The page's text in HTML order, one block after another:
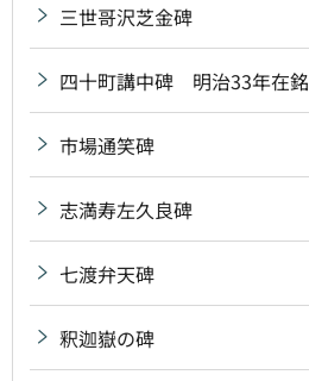
三世哥沢芝金碑
四十町講中碑 明治33年在銘
市場通笑碑
志満寿左久良碑
七渡弁天碑
釈迦嶽の碑